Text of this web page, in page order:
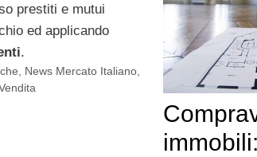
prestiti e mutui
ed applicando
.
News Mercato Italiano
immobili: